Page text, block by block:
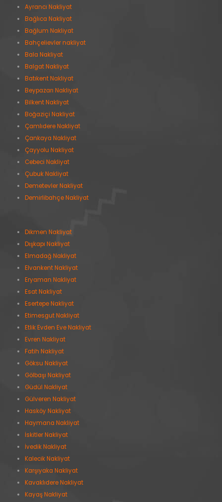
Ayrancı Nakliyat
Bağlıca Nakliyat
Bağlum Nakliyat
Bahçelievler nakliyat
Bala Nakliyat
Balgat Nakliyat
Batıkent Nakliyat
Beypazarı Nakliyat
Bilkent Nakliyat
Boğaziçi Nakliyat
Çamlıdere Nakliyat
Çankaya Nakliyat
Çayyolu Nakliyat
Cebeci Nakliyat
Çubuk Nakliyat
Demetevler Nakliyat
Demirlibahçe Nakliyat
Dikmen Nakliyat
Dışkapı Nakliyat
Elmadağ Nakliyat
Elvankent Nakliyat
Eryaman Nakliyat
Esat Nakliyat
Esertepe Nakliyat
Etimesgut Nakliyat
Etlik Evden Eve Nakliyat
Evren Nakliyat
Fatih Nakliyat
Göksu Nakliyat
Gölbaşı Nakliyat
Güdül Nakliyat
Gülveren Nakliyat
Hasköy Nakliyat
Haymana Nakliyat
İskitler Nakliyat
İvedik Nakliyat
Kalecik Nakliyat
Karşıyaka Nakliyat
Kavaklıdere Nakliyat
Kayaş Nakliyat